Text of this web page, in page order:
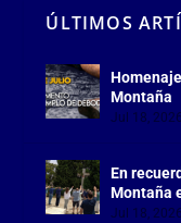
ÚLTIMOS
Montaña
Jul 18, 2026
En
Montaña
Jul 18, 2026